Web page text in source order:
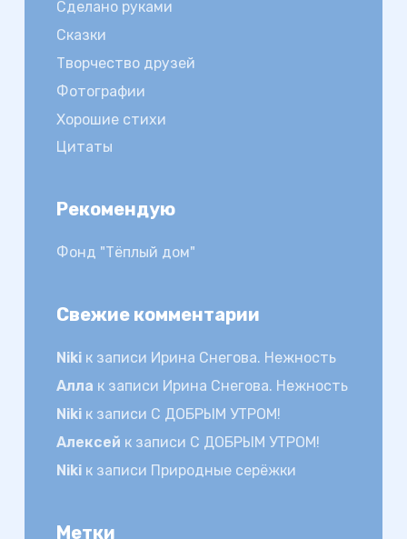
Сделано руками
Сказки
Творчество друзей
Фотографии
Хорошие стихи
Цитаты
Рекомендую
Фонд "Тёплый дом"
Свежие комментарии
Nikiк записи Ирина Снегова. Нежность
Алла к записи Ирина Снегова. Нежность
Nikiк записи С ДОБРЫМ УТРОМ!
Алексей к записи С ДОБРЫМ УТРОМ!
Nikiк записи Природные серёжки
Метки